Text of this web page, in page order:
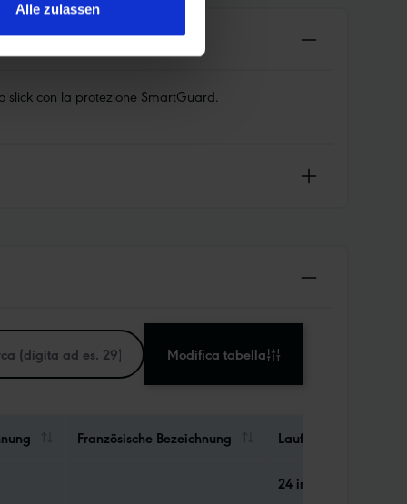
Alle zulassen
slick con la protezione SmartGuard.
Modifica tabella
Französische Bezeichnung Laufradgröße (Zoll)
24 in